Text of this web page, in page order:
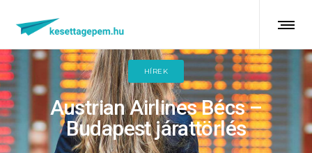
HÍREK
Austrian Airlines Bécs –
Budapest járattörlés